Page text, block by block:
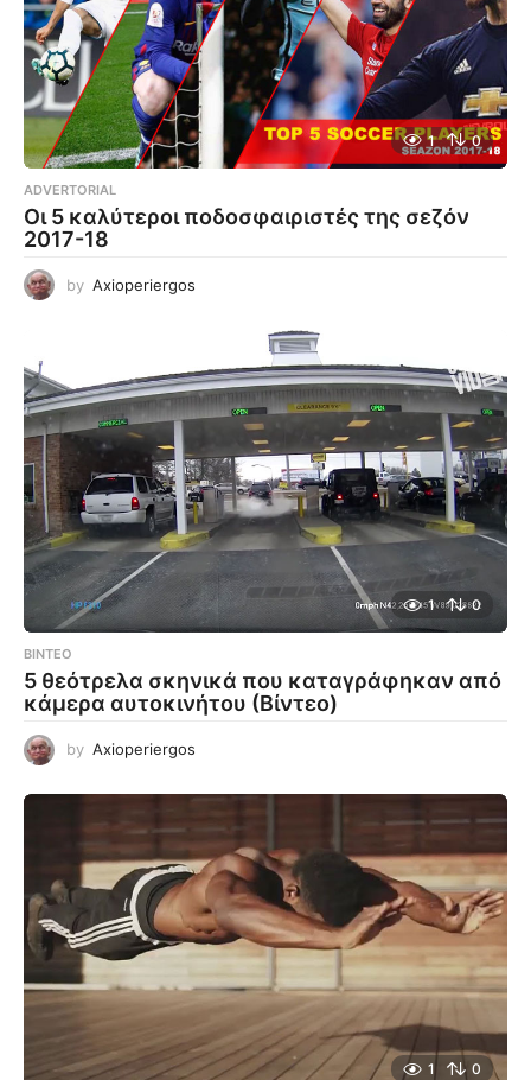
1 0
ADVERTORIAL
Οι 5 καλύτεροι ποδοσφαιριστές της σεζόν
2017-18
by Axioperiergos
1 0
ΒΊΝΤΕΟ
5 θεότρελα σκηνικά που καταγράφηκαν από
κάμερα αυτοκινήτου (Βίντεο)
by Axioperiergos
1 0